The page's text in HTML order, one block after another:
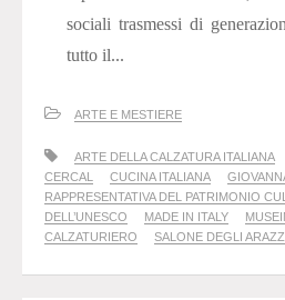
sociali trasmessi di
tutto il...
ARTE E MESTIERE
ARTE DELLA CALZATURA ITALIANA
CERCAL
CUCINA ITALIANA
RAPPRESENTATIVA DEL PATRIMONIO
DELL’UNESCO
MADE IN ITALY
CALZATURIERO
SALONE DEGLI